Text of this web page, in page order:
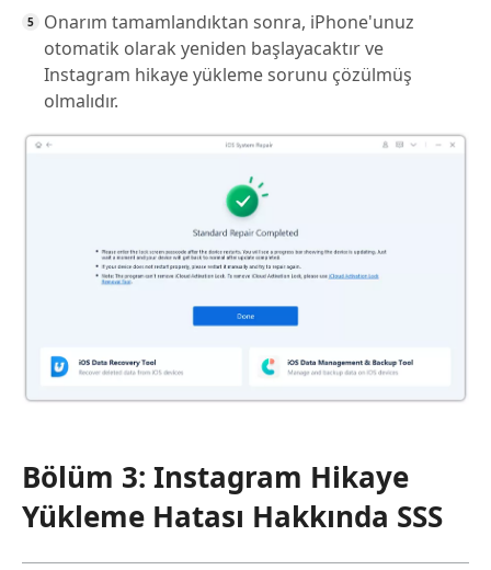
Onarım tamamlandıktan sonra, iPhone'unuz
otomatik olarak yeniden başlayacaktır ve
Instagram hikaye yükleme sorunu çözülmüş
olmalıdır.
Bölüm 3: Instagram Hikaye
Yükleme Hatası Hakkında SSS